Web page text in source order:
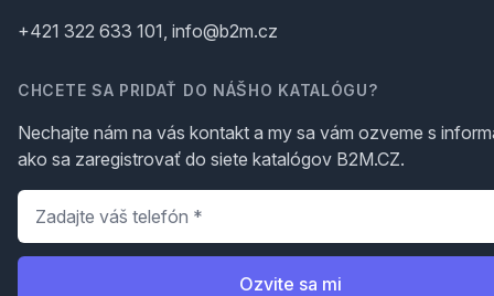
+421 322 633 101, info@b2m.cz
CHCETE SA PRIDAŤ DO NÁŠHO KATALÓGU?
Nechajte nám na vás kontakt a my sa vám ozveme s
ako sa zaregistrovať do siete katalógov B2M.CZ.
Telefón
Ozvite sa mi